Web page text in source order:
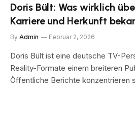
Doris Bült: Was wirklich
Karriere und Herkunft
By Admin Februar 2, 2026
Doris Bült ist eine deutsche TV-
Reality-Formate einem breiteren
Öffentliche Berichte konzentrieren